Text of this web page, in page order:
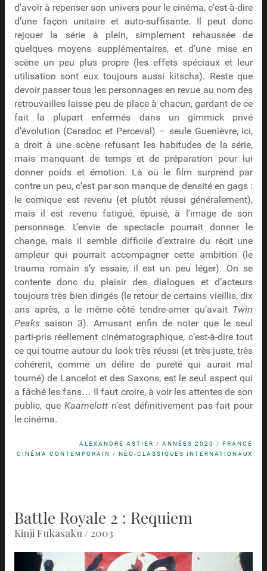
d’avoir à repenser son univers pour le cinéma, c’est-à-dire
d’une façon unitaire et auto-suffisante. Il peut donc
rejouer la série à plein, simplement rehaussée de
quelques moyens supplémentaires, et d’une mise en
scène un peu plus propre (les effets spéciaux et leur
utilisation sont eux toujours aussi kitschs). Reste que
devoir passer tous les personnages en revue au nom des
retrouvailles laisse peu de place à chacun, gardant de ce
fait la plupart enfermés dans un gimmick privé
d’évolution (Caradoc et Perceval) – seule Guenièvre, ici,
a droit à une scène refusant les habitudes de la série,
mais manquant de temps et de préparation pour lui
donner poids et émotion. Là où le film surprend par
contre un peu, c’est par son manque de densité en gags :
le comique est revenu (et plutôt réussi généralement),
mais il est revenu fatigué, épuisé, à l’image de son
personnage. L’envie de spectacle pourrait donner le
change, mais il semble difficile d’extraire du récit une
ampleur qui pourrait accompagner cette ambition (le
trauma romain s’y essaie, il est un peu léger). On se
contente donc du plaisir des dialogues et d’acteurs
toujours très bien dirigés (le retour de certains vieillis, dix
ans après, a le même côté tendre-amer qu’avait Twin
Peakssaison 3). Amusant enfin de noter que le seul
parti-pris réellement cinématographique, c’est-à-dire tout
ce qui tourne autour du look très réussi (et très juste, très
cohérent, comme un délire de pureté qui aurait mal
tourné) de Lancelot et des Saxons, est le seul aspect qui
a fâché les fans… Il faut croire, à voir les attentes de son
public, que Kaamelottn’est définitivement pas fait pour
le cinéma.
ALEXANDRE ASTIER /ANNÉES 2020 /FRANCE
CINÉMA CONTEMPORAIN /NÉO-CLASSIQUES INTERNATIONAUX
Battle Royale 2 : Requiem
Kinji Fukasaku / 2003